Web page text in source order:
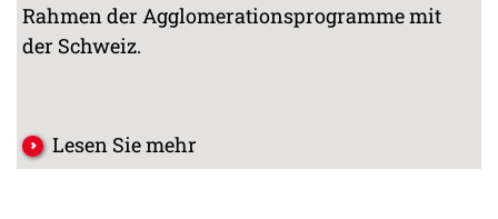
Rahmen der Agglomerationsprogramme mit
der Schweiz.
Lesen Sie mehr